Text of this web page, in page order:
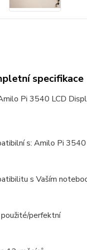
specifikace
Pi 3540 LCD
s: Amilo Pi 3540
s Vaším
perfektní